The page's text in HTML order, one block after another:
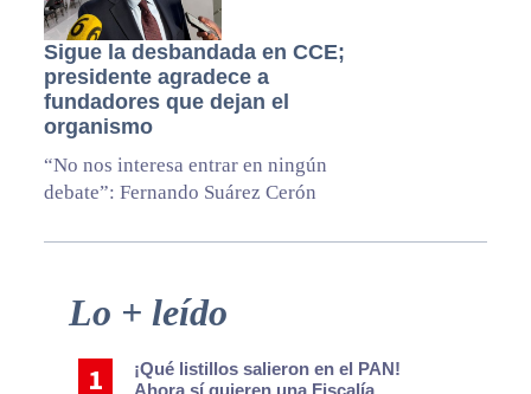
Sigue la desbandada en CCE;
presidente agradece a
fundadores que dejan el
organismo
“No nos interesa entrar en ningún
debate”: Fernando Suárez Cerón
Primary
Lo + leído
¡Qué listillos salieron en el PAN!